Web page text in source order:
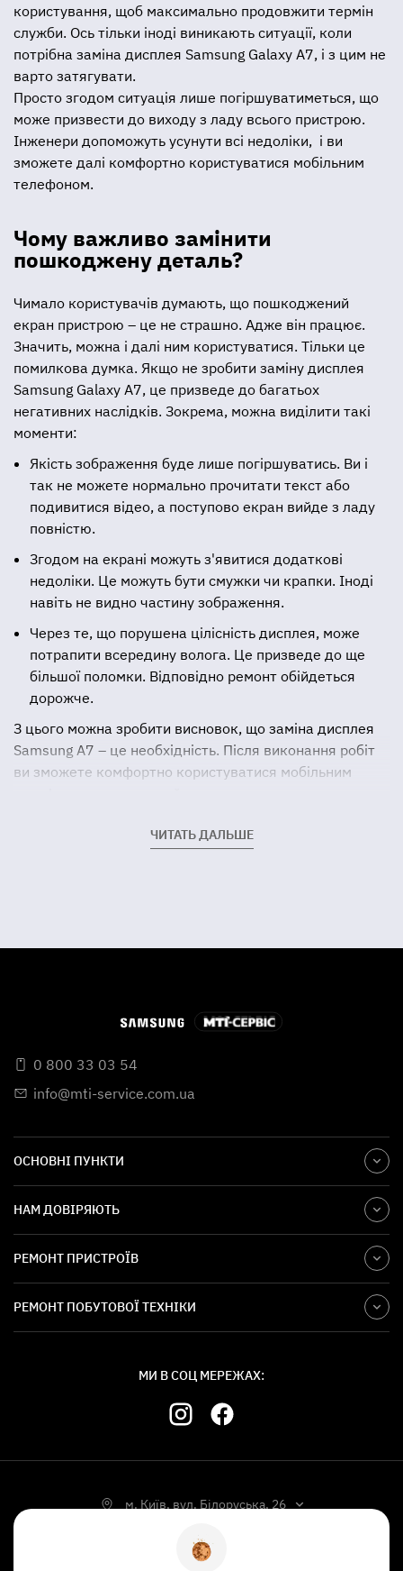
користування, щоб максимально продовжити термін
служби. Ось тільки іноді виникають ситуації, коли
потрібна заміна дисплея Samsung Galaxy A7, і з цим не
варто затягувати.
Просто згодом ситуація лише погіршуватиметься, що
може призвести до виходу з ладу всього пристрою.
Інженери допоможуть усунути всі недоліки, і ви
зможете далі комфортно користуватися мобільним
телефоном.
Чому важливо замінити
пошкоджену деталь?
Чимало користувачів думають, що пошкоджений
екран пристрою – це не страшно. Адже він працює.
Значить, можна і далі ним користуватися. Тільки це
помилкова думка. Якщо не зробити заміну дисплея
Samsung Galaxy A7, це призведе до багатьох
негативних наслідків. Зокрема, можна виділити такі
моменти:
Якість зображення буде лише погіршуватись. Ви і
так не можете нормально прочитати текст або
подивитися відео, а поступово екран вийде з ладу
повністю.
Згодом на екрані можуть з'явитися додаткові
недоліки. Це можуть бути смужки чи крапки. Іноді
навіть не видно частину зображення.
Через те, що порушена цілісність дисплея, може
потрапити всередину волога. Це призведе до ще
більшої поломки. Відповідно ремонт обійдеться
дорожче.
З цього можна зробити висновок, що заміна дисплея
Samsung А7 – це необхідність. Після виконання робіт
ви зможете комфортно користуватися мобільним
ЧИТАТЬ ДАЛЬШЕ
0 800 33 03 54
info@mti-service.com.ua
ОСНОВНІ ПУНКТИ
НАМ ДОВІРЯЮТЬ
РЕМОНТ ПРИСТРОЇВ
РЕМОНТ ПОБУТОВОЇ ТЕХНІКИ
МИ В СОЦ МЕРЕЖАХ:
м. Київ, вул. Білоруська, 26
УКР